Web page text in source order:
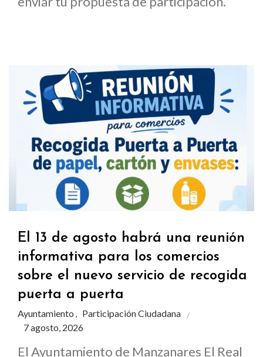
El 13 de agosto habrá una reunión
informativa para los comercios
sobre el nuevo servicio de recogida
puerta a puerta
Ayuntamiento , Participación Ciudadana
7 agosto, 2026
El Ayuntamiento de Manzanares El Real